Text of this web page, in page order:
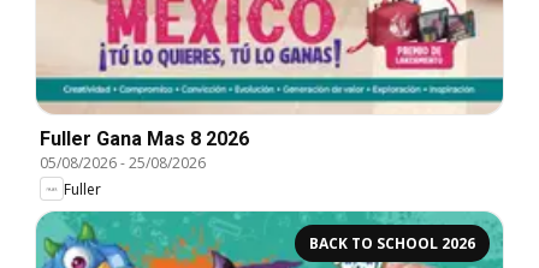
Fuller Gana Mas 8 2026
05/08/2026-25/08/2026
Fuller
BACK TO SCHOOL 2026